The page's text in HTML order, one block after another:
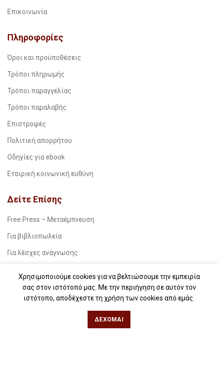
Επικοινωνία
Πληροφορίες
Όροι και προϋποθέσεις
Τρόποι πληρωμής
Τρόποι παραγγελίας
Τρόποι παραλαβής
Επιστροφές
Πολιτική απορρήτου
Οδηγίες για ebook
Εταιρική κοινωνική ευθύνη
Δείτε Επίσης
Free Press – Μεταέμπνευση
Για βιβλιοπωλεία
Για λέσχες ανάγνωσης
Για σχολεία
Για βιβλιοφιλικές ομάδες
Χρησιμοποιούμε cookies για να βελτιώσουμε την εμπειρία
σας στον ιστότοπό μας. Με την περιήγηση σε αυτόν τον
ιστότοπο, αποδέχεστε τη χρήση των cookies από εμάς.
ΔΈΧΟΜΑΙ